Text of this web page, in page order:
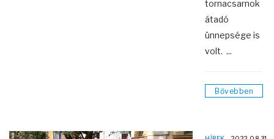
tornacsarnok
átadó
ünnepsége is
volt. ...
Bővebben